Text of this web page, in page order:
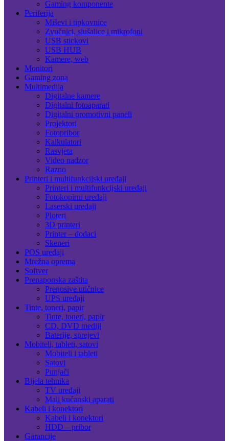
Gaming komponente
Periferija
Miševi i tipkovnice
Zvučnici, slušalice i mikrofoni
USB stickovi
USB HUB
Kamere, web
Monitori
Gaming zona
Multimedija
Digitalne kamere
Digitalni fotoaparati
Digitalni promotivni paneli
Projektori
Fotopribor
Kalkulatori
Rasvjeta
Video nadzor
Razno
Printeri i multifunkcijski uređaji
Printeri i multifunkcijski uređaji
Fotokopirni uređaji
Laserski uređaji
Ploteri
3D printeri
Printer – dodaci
Skeneri
POS uređaji
Mrežna oprema
Softver
Prenaponska zaštita
Prenosive utičnice
UPS uređaji
Tinte, toneri, papir
Tinte, toneri, papir
CD, DVD mediji
Baterije, sprejevi
Mobiteli, tableti, satovi
Mobiteli i tableti
Satovi
Punjači
Bijela tehnika
TV uređaji
Mali kućanski aparati
Kabeli i konektori
Kabeli i konektori
HDD – pribor
Garancije